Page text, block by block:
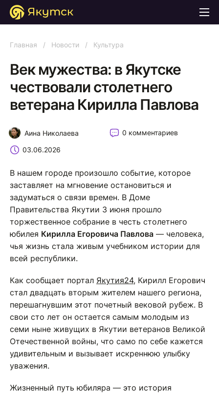
Главная / Новости / Культура
Век мужества: в Якутске
чествовали столетнего
ветерана Кирилла Павлова
Аина Николаева 0 комментариев
03.06.2026
В нашем городе произошло событие, которое
заставляет на мгновение остановиться и
задуматься о связи времен. В Доме
Правительства Якутии 3 июня прошло
торжественное собрание в честь столетнего
юбилея Кирилла Егоровича Павлова — человека,
чья жизнь стала живым учебником истории для
всей республики.
Как сообщает портал Якутия24, Кирилл Егорович
стал двадцать вторым жителем нашего региона,
перешагнувшим этот почетный вековой рубеж. В
свои сто лет он остается самым молодым из
семи ныне живущих в Якутии ветеранов Великой
Отечественной войны, что само по себе кажется
удивительным и вызывает искреннюю улыбку
уважения.
Жизненный путь юбиляра — это история